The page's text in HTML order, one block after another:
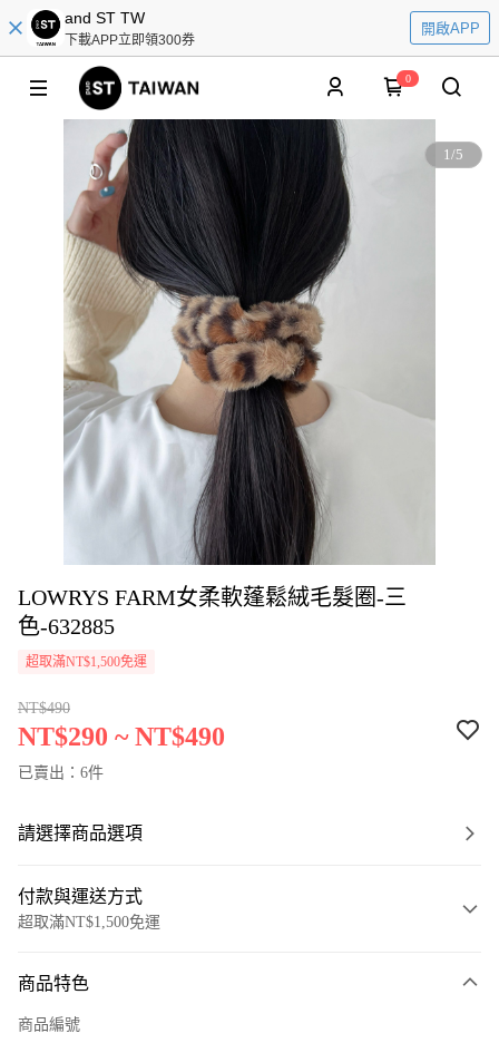
and ST TW
下載APP立即領300券
開啟APP
0
1/5
LOWRYS FARM女柔軟蓬鬆絨毛髮圈-三
色-632885
超取滿NT$1,500免運
NT$490
NT$290 ~ NT$490
已賣出：6件
請選擇商品選項
付款與運送方式
超取滿NT$1,500免運
信用卡一次付款
商品特色
商品編號